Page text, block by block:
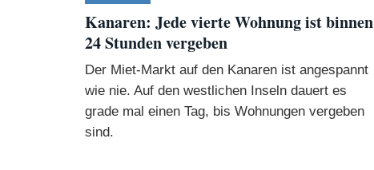
Kanaren: Jede vierte Wohnung ist binnen
24 Stunden vergeben
Der Miet-Markt auf den Kanaren ist angespannt
wie nie. Auf den westlichen Inseln dauert es
grade mal einen Tag, bis Wohnungen vergeben
sind.